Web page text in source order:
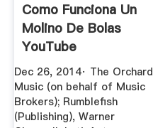
Como Funciona Un
Molino De Bolas
YouTube
Dec 26, 2014· The Orchard
Music (on behalf of Music
Brokers); Rumblefish
(Publishing), Warner